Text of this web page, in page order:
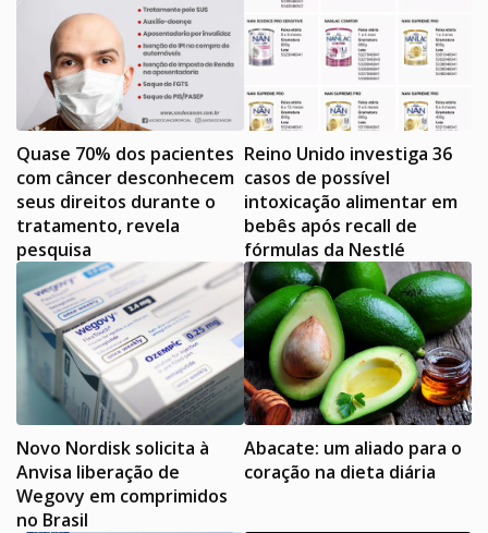
Quase 70% dos pacientes
com câncer desconhecem
seus direitos durante o
tratamento, revela
pesquisa
Reino Unido investiga 36
casos de possível
intoxicação alimentar em
bebês após recall de
fórmulas da Nestlé
Novo Nordisk solicita à
Anvisa liberação de
Wegovy em comprimidos
no Brasil
Abacate: um aliado para o
coração na dieta diária